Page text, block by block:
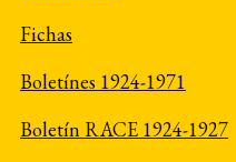
Fichas
Boletínes 1924-1971
Boletín RACE 1924-1927